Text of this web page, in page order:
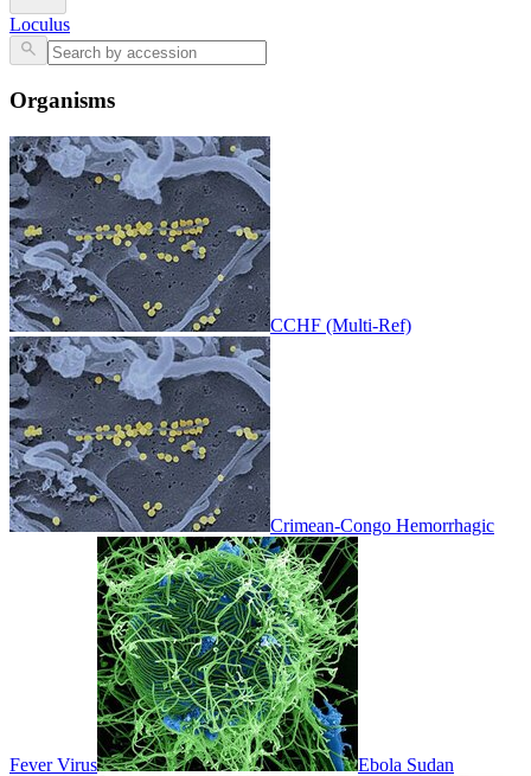
Loculus
Organisms
CCHF (Multi-Ref)
Crimean-Congo Hemorrhagic
Fever Virus Ebola Sudan